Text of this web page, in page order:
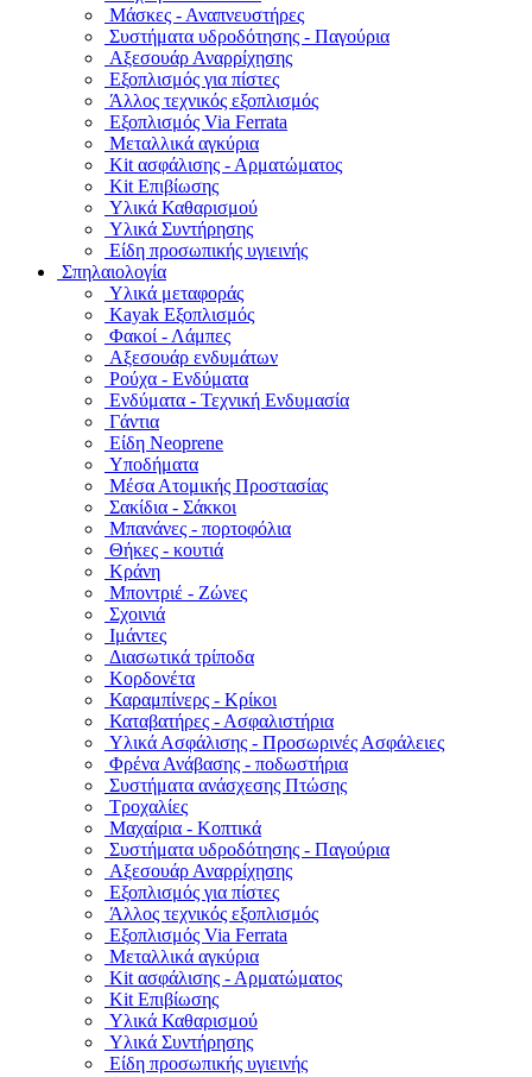
Μάσκες - Αναπνευστήρες
Συστήματα υδροδότησης - Παγούρια
Αξεσουάρ Αναρρίχησης
Εξοπλισμός για πίστες
Άλλος τεχνικός εξοπλισμός
Εξοπλισμός Via Ferrata
Μεταλλικά αγκύρια
Kit ασφάλισης - Αρματώματος
Kit Επιβίωσης
Υλικά Καθαρισμού
Υλικά Συντήρησης
Είδη προσωπικής υγιεινής
Σπηλαιολογία
Υλικά μεταφοράς
Kayak Εξοπλισμός
Φακοί - Λάμπες
Αξεσουάρ ενδυμάτων
Ρούχα - Ενδύματα
Ενδύματα - Τεχνική Ενδυμασία
Γάντια
Είδη Neoprene
Υποδήματα
Μέσα Ατομικής Προστασίας
Σακίδια - Σάκκοι
Μπανάνες - πορτοφόλια
Θήκες - κουτιά
Κράνη
Μποντριέ - Ζώνες
Σχοινιά
Ιμάντες
Διασωτικά τρίποδα
Κορδονέτα
Καραμπίνερς - Κρίκοι
Καταβατήρες - Ασφαλιστήρια
Υλικά Ασφάλισης - Προσωρινές Ασφάλειες
Φρένα Ανάβασης - ποδωστήρια
Συστήματα ανάσχεσης Πτώσης
Τροχαλίες
Μαχαίρια - Κοπτικά
Συστήματα υδροδότησης - Παγούρια
Αξεσουάρ Αναρρίχησης
Εξοπλισμός για πίστες
Άλλος τεχνικός εξοπλισμός
Εξοπλισμός Via Ferrata
Μεταλλικά αγκύρια
Kit ασφάλισης - Αρματώματος
Kit Επιβίωσης
Υλικά Καθαρισμού
Υλικά Συντήρησης
Είδη προσωπικής υγιεινής